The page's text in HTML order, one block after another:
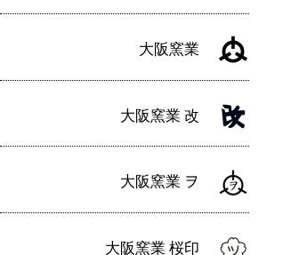
大阪窯業
大阪窯業 改
大阪窯業 ヲ
大阪窯業 桜印